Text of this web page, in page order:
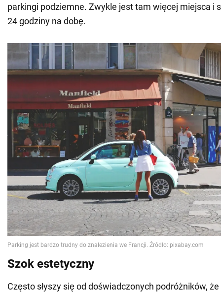
parkingi podziemne. Zwykle jest tam więcej miejsca i
24 godziny na dobę.
Szok estetyczny
Często słyszy się od doświadczonych podróżników,